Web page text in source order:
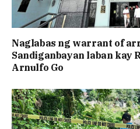
Naglabas ng warrant of
Sandiganbayan laban kay
Arnulfo Go